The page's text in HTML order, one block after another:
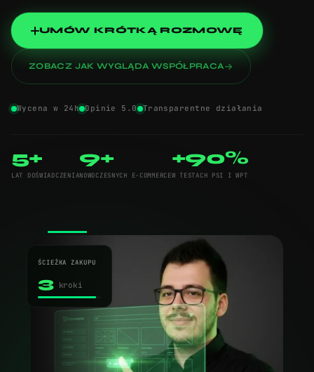
UMÓW KRÓTKĄ ROZMOWĘ
ZOBACZ JAK WYGLĄDA WSPÓŁPRACA
Wycena w 24h Opinie 5.0 Transparentne działania
5+
LAT DOŚWIADCZENIA
9+
NOWOCZESNYCH E-COMMERCE
+90%
W TESTACH PSI I WPT
ŚCIEŻKA ZAKUPU
3 kroki